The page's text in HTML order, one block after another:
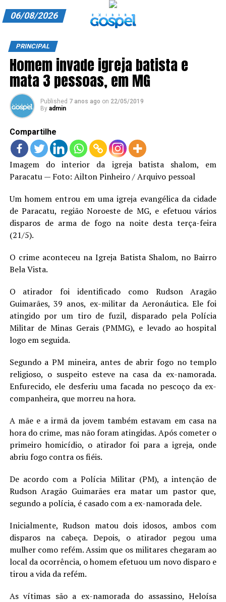
ANUNCIE CONOSCO
ASSINE
CARRINHO
ENTREVISTAS
EXPEDIENTE
HOME
LANÇAMENTOS
06/08/2026
PRINCIPAL
Homem invade igreja batista e
mata 3 pessoas, em MG
Published 7 anos ago on 22/05/2019
By admin
Compartilhe
Imagem do interior da igreja batista shalom, em
Paracatu — Foto: Ailton Pinheiro / Arquivo pessoal
Um homem entrou em uma igreja evangélica da cidade
de Paracatu, região Noroeste de MG, e efetuou vários
disparos de arma de fogo na noite desta terça-feira
(21/5).
O crime aconteceu na Igreja Batista Shalom, no Bairro
Bela Vista.
O atirador foi identificado como Rudson Aragão
Guimarães, 39 anos, ex-militar da Aeronáutica. Ele foi
atingido por um tiro de fuzil, disparado pela Polícia
Militar de Minas Gerais (PMMG), e levado ao hospital
logo em seguida.
Segundo a PM mineira, antes de abrir fogo no templo
religioso, o suspeito esteve na casa da ex-namorada.
Enfurecido, ele desferiu uma facada no pescoço da ex-
companheira, que morreu na hora.
A mãe e a irmã da jovem também estavam em casa na
hora do crime, mas não foram atingidas. Após cometer o
primeiro homicídio, o atirador foi para a igreja, onde
abriu fogo contra os fiéis.
De acordo com a Polícia Militar (PM), a intenção de
Rudson Aragão Guimarães era matar um pastor que,
segundo a polícia, é casado com a ex-namorada dele.
Inicialmente, Rudson matou dois idosos, ambos com
disparos na cabeça. Depois, o atirador pegou uma
mulher como refém. Assim que os militares chegaram ao
local da ocorrência, o homem efetuou um novo disparo e
tirou a vida da refém.
As vítimas são a ex-namorada do assassino, Heloísa